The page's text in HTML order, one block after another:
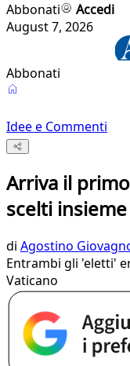
Abbonati
Accedi
August 7, 2026
Abbonati
Idee e Commenti
Arriva il
scelti insieme
di Agostino
Entrambi gli 'eletti'
Vaticano